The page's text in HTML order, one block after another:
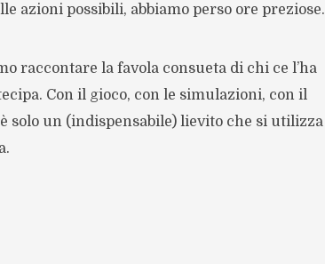
azioni possibili, abbiamo perso ore preziose.
raccontare la favola consueta di chi ce l’ha
Con il gioco, con le simulazioni, con il
solo un (indispensabile) lievito che si utilizza